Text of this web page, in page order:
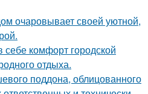
очаровывает своей уютной,
себе комфорт городской
отдыха.
поддона, облицованного